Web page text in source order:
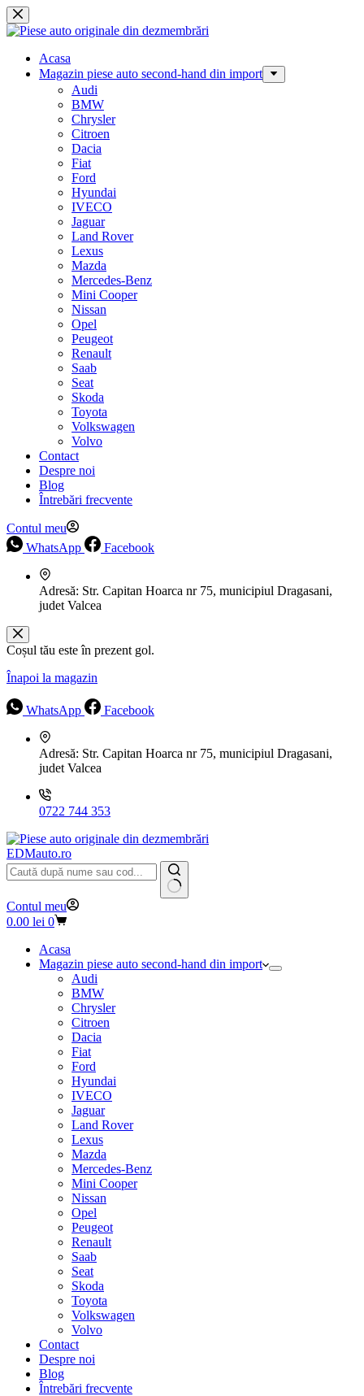
Sari
la
Acasa
Magazin piese auto second-hand din import
Audi
BMW
Chrysler
Citroen
Dacia
Fiat
Ford
Hyundai
IVECO
Jaguar
Land Rover
Lexus
Mazda
Mercedes-Benz
Mini Cooper
Nissan
Opel
Peugeot
Renault
Saab
Seat
Skoda
Toyota
Volkswagen
Volvo
Contact
Despre noi
Blog
Întrebări frecvente
Contul meu
WhatsApp
Facebook
Adresă: Str. Capitan Hoarca nr 75, municipiul Dragasani,
judet Valcea
Coșul tău este în prezent gol.
Înapoi la magazin
WhatsApp Facebook
Adresă: Str. Capitan Hoarca nr 75, municipiul Dragasani,
judet Valcea
0722 744 353
EDMauto.ro
Niciun
rezultat
Contul meu
Coș
cumpărături
0.00 lei 0
Acasa
Magazin piese auto second-hand din import
Audi
BMW
Chrysler
Citroen
Dacia
Fiat
Ford
Hyundai
IVECO
Jaguar
Land Rover
Lexus
Mazda
Mercedes-Benz
Mini Cooper
Nissan
Opel
Peugeot
Renault
Saab
Seat
Skoda
Toyota
Volkswagen
Volvo
Contact
Despre noi
Blog
Întrebări frecvente